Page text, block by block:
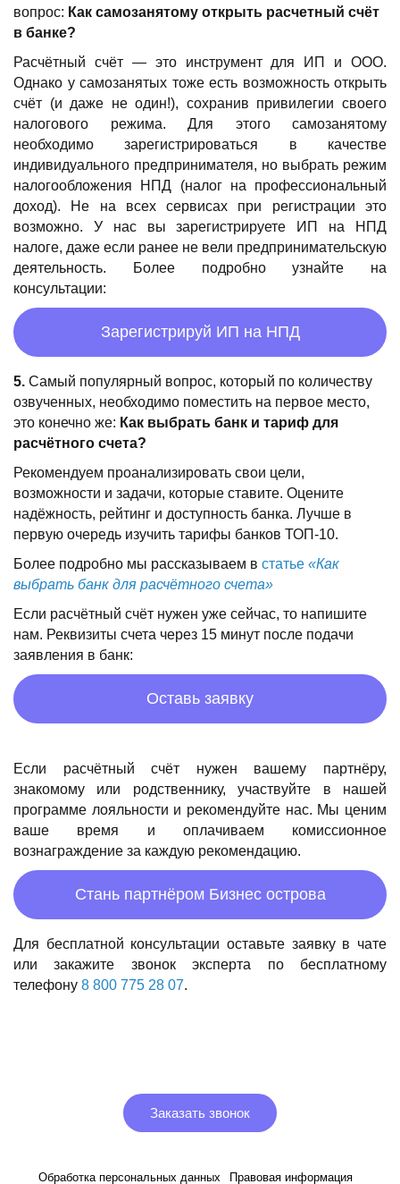
вопрос: Как самозанятому открыть расчетный счёт
в банке?
Расчётный счёт — это инструмент для ИП и ООО.
Однако у самозанятых тоже есть возможность открыть
счёт (и даже не один!), сохранив привилегии своего
налогового режима. Для этого самозанятому
необходимо зарегистрироваться в качестве
индивидуального предпринимателя, но выбрать режим
налогообложения НПД (налог на профессиональный
доход). Не на всех сервисах при регистрации это
возможно. У нас вы зарегистрируете ИП на НПД
налоге, даже если ранее не вели предпринимательскую
деятельность. Более подробно узнайте на
консультации:
Зарегистрируй ИП на НПД
5. Самый популярный вопрос, который по количеству
озвученных, необходимо поместить на первое место,
это конечно же: Как выбрать банк и тариф для
расчётного счета?
Рекомендуем проанализировать свои цели,
возможности и задачи, которые ставите. Оцените
надёжность, рейтинг и доступность банка. Лучше в
первую очередь изучить тарифы банков ТОП-10.
Более подробно мы рассказываем в статье «Как
выбрать банк для расчётного счета»
Если расчётный счёт нужен уже сейчас, то напишите
нам. Реквизиты счета через 15 минут после подачи
заявления в банк:
Оставь заявку
Если расчётный счёт нужен вашему партнёру,
знакомому или родственнику, участвуйте в нашей
программе лояльности и рекомендуйте нас. Мы ценим
ваше время и оплачиваем комиссионное
вознаграждение за каждую рекомендацию.
Стань партнёром Бизнес острова
Для бесплатной консультации оставьте заявку в чате
или закажите звонок эксперта по бесплатному
телефону 8 800 775 28 07.
Заказать звонок
Обработка персональных данных Правовая информация